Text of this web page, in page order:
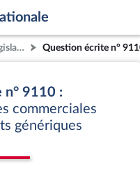
Question écrite n°
n° 9110 :
commerciales
génériques